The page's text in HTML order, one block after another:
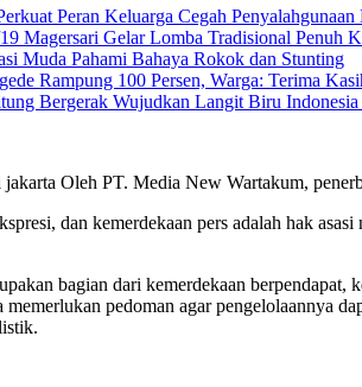
Peran Keluarga Cegah Penyalahgunaan
Magersari Gelar Lomba Tradisional Penuh
Muda Pahami Bahaya Rokok dan Stunting
Rampung 100 Persen, Warga: Terima
Bergerak Wujudkan Langit Biru Indonesia
Oleh PT. Media New Wartakum,
dan kemerdekaan pers adalah hak
bagian dari kemerdekaan berpendapat,
pedoman agar pengelolaannya